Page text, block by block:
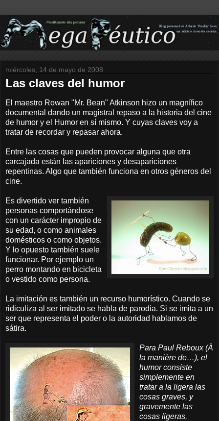
miércoles, 14 de mayo de 2008
Las claves del humor
El maestro Rowan "Mr. Bean" Atkinson hizo un magnífico
documental dando un magistral repaso a la historia del cine
de humor y el Humor en sí mismo. Y cuyas claves voy a
tratar de recordar y repasar ahora.
Entre las cosas que pueden provocar alguna que otra
carcajada están las apariciones y desapariciones
repentinas. Algo que también funciona en otros géneros del
cine.
Es divertido ver también
personas comportándose
con un carácter impropio de
su edad, o como animales
domésticos o como objetos.
Y lo opuesto también suele
funcionar. Por ejemplo un
perro montando en bicicleta
o vestido como persona.
La imitación es también un recurso humorístico. Cuando se
ridiculiza al ser imitado se habla de parodia. Si se imita a un
ser que representa el poder o la autoridad hablamos de
sátira.
Para Paul Reboux (À
la manière de…), el
humor consiste
simplemente en
tratar a la ligera las
cosas graves, y
gravemente las
cosas ligeras.